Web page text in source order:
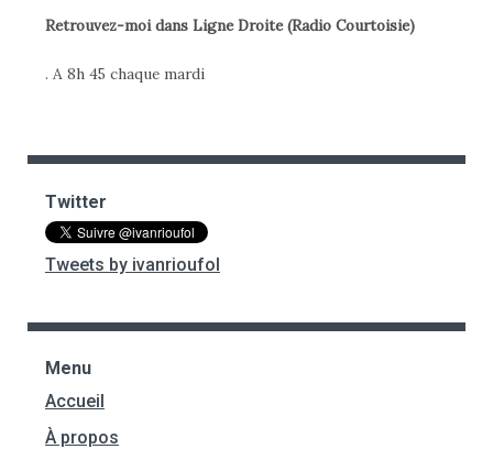
Retrouvez-moi dans Ligne Droite (Radio Courtoisie)
. A 8h 45 chaque mardi
Twitter
Tweets by ivanrioufol
Menu
Accueil
À propos